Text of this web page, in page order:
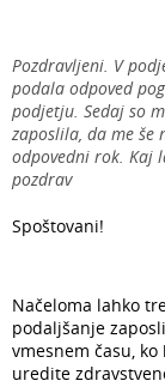
Pozdravljeni. V
podala odpoved
podjetju. Sedaj so
zaposlila, da me še
odpovedni rok. Kaj
pozdrav
Spoštovani!
Načeloma lahko
podaljšanje
vmesnem času,
uredite